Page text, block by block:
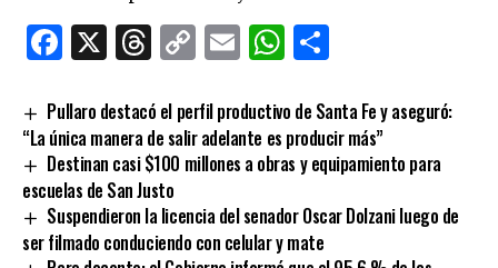
Facebook
X Threads
CopyEmailWhatsApp
Pullaro destacó el perfil productivo de Santa Fe y aseguró:
“La única manera de salir adelante es producir más”
Destinan casi $100 millones a obras y equipamiento para
escuelas de San Justo
Suspendieron la licencia del senador Oscar Dolzani luego de
ser filmado conduciendo con celular y mate